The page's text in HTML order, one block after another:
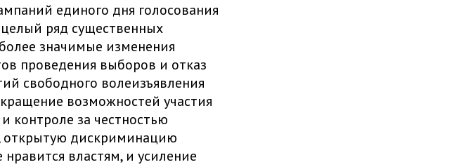
единого дня голосования
ряд существенных
значимые изменения
проведения выборов и отказ
свободного волеизъявления
возможностей участия
контроле за честностью
открытую дискриминацию
властям, и усиление